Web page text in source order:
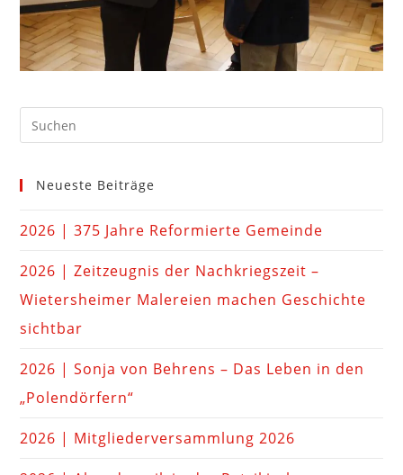
Neueste Beiträge
2026 | 375 Jahre Reformierte Gemeinde
2026 | Zeitzeugnis der Nachkriegszeit –
Wietersheimer Malereien machen Geschichte
sichtbar
2026 | Sonja von Behrens – Das Leben in den
„Polendörfern“
2026 | Mitgliederversammlung 2026